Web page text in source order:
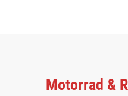
Motorrad &